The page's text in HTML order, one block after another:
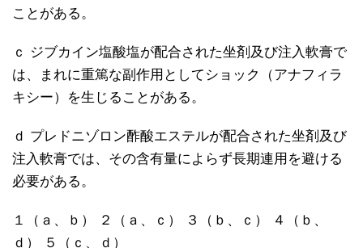
ことがある。
ｃ ジブカイン塩酸塩が配合された坐剤及び注入軟膏で
は、まれに重篤な副作用としてショック（アナフィラ
キシー）を生じることがある。
ｄ プレドニゾロン酢酸エステルが配合された坐剤及び
注入軟膏では、その含有量によらず長期連用を避ける
必要がある。
１（ａ、ｂ） ２（ａ、ｃ） ３（ｂ、ｃ） ４（ｂ、
ｄ） ５（ｃ、ｄ）